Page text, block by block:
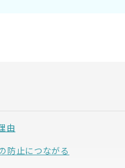
由
防止につながる